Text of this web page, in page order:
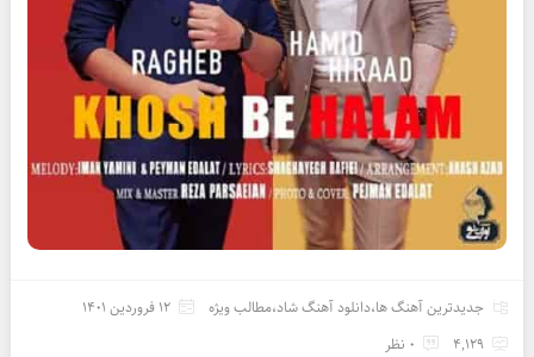
جدیدترین آهنگ ها،دانلود آهنگ شاد،مطالب ویژه
12 فروردین 1401
4,129
0 نظر